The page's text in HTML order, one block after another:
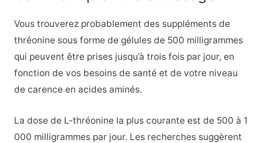
Vous trouverez probablement des suppléments de
thréonine sous forme de gélules de 500 milligrammes
qui peuvent être prises jusqu’à trois fois par jour, en
fonction de vos besoins de santé et de votre niveau
de carence en acides aminés.
La dose de L-thréonine la plus courante est de 500 à 1
000 milligrammes par jour. Les recherches suggèrent